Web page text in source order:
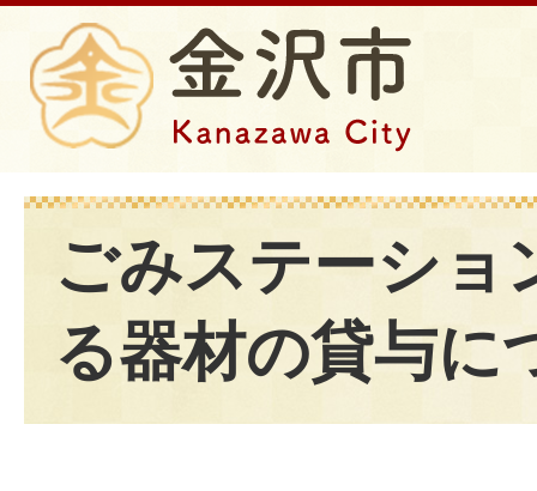
ごみステーショ
る器材の貸与に